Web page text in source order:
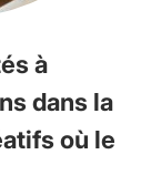
à
dans la
où le